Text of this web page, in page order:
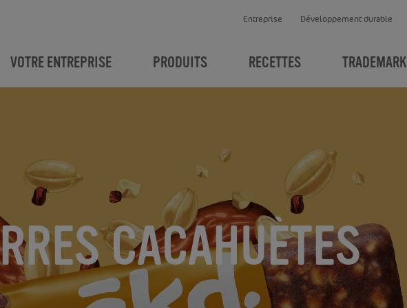
Entreprise Développement durable
VOTRE ENTREPRISE PRODUITS RECETTES TRADEMARK
CACAHUÈTES